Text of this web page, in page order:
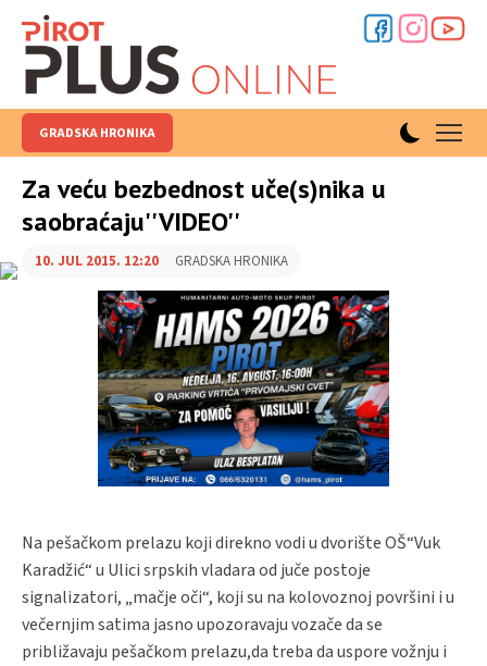
GRADSKA HRONIKA
Za veću bezbednost uče(s)nika u
saobraćaju''VIDEO''
10. JUL 2015. 12:20 GRADSKA HRONIKA
Na pešačkom prelazu koji direkno vodi u dvorište OŠ“Vuk
Karadžić“ u Ulici srpskih vladara od juče postoje
signalizatori, „mačje oči“, koji su na kolovoznoj površini i u
večernjim satima jasno upozoravaju vozače da se
približavaju pešačkom prelazu,da treba da uspore vožnju i